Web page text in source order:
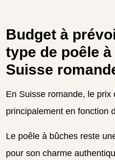
Budget à
type de poêle
Suisse
En Suisse romande, le prix
principalement en fonction
Le poêle à bûches reste
pour son charme